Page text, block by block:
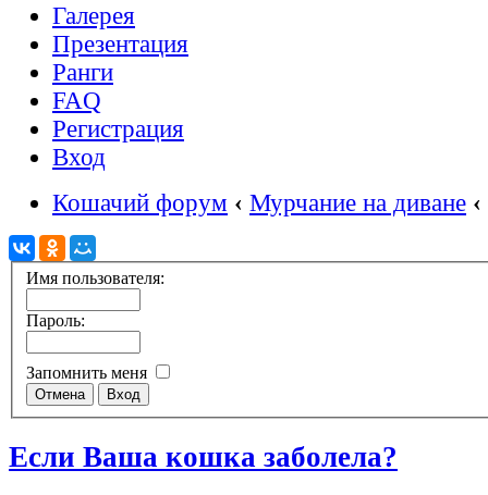
Галерея
Презентация
Ранги
FAQ
Регистрация
Вход
Кошачий форум ‹ Мурчание на диване ‹
Имя пользователя:
Пароль:
Запомнить меня
Если Ваша кошка заболела?